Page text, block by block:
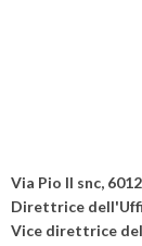
Via Pio II snc,
Direttrice
Vice direttrice